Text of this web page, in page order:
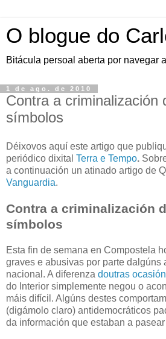
O blogue do
Bitácula persoal aberta por navegar
1 de ago. de 2010
Contra a criminalización
símbolos
Déixovos aquí este artigo que
periódico dixital Terra e Tempo.
a continuación un atinado artigo de
Vanguardia.
Contra a criminalización
símbolos
Esta fin de semana en Compostela
graves e abusivas por parte dalgúns
nacional. A diferenza doutras
do Interior simplemente negou o
máis difícil. Algúns destes
(digámolo claro) antidemocráticos
da información que estaban a